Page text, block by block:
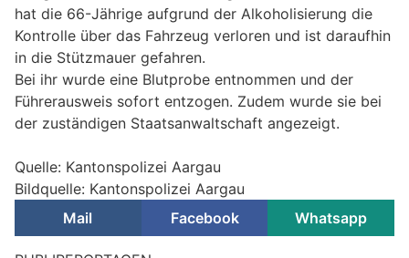
hat die 66-Jährige aufgrund der Alkoholisierung die
Kontrolle über das Fahrzeug verloren und ist daraufhin
in die Stützmauer gefahren.
Bei ihr wurde eine Blutprobe entnommen und der
Führerausweis sofort entzogen. Zudem wurde sie bei
der zuständigen Staatsanwaltschaft angezeigt.
Quelle: Kantonspolizei Aargau
Bildquelle: Kantonspolizei Aargau
Mail
Facebook Whatsapp